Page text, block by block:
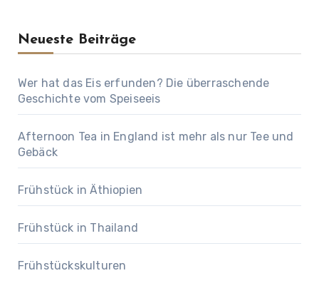
Neueste Beiträge
Wer hat das Eis erfunden? Die überraschende
Geschichte vom Speiseeis
Afternoon Tea in England ist mehr als nur Tee und
Gebäck
Frühstück in Äthiopien
Frühstück in Thailand
Frühstückskulturen